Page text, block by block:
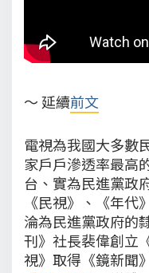
～ 延續前文
電視為我國大多數
家戶戶滲透率最高
台、實為民進黨政
《民視》、《年代
淪為民進黨政府的
刊》社長裴偉創立
視》取得《鏡新聞